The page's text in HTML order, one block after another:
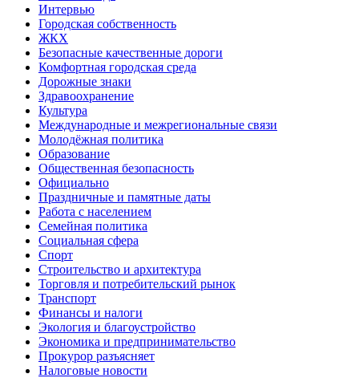
Интервью
Городская собственность
ЖКХ
Безопасные качественные дороги
Комфортная городская среда
Дорожные знаки
Здравоохранение
Культура
Международные и межрегиональные связи
Молодёжная политика
Образование
Общественная безопасность
Официально
Праздничные и памятные даты
Работа с населением
Семейная политика
Социальная сфера
Спорт
Строительство и архитектура
Торговля и потребительский рынок
Транспорт
Финансы и налоги
Экология и благоустройство
Экономика и предпринимательство
Прокурор разъясняет
Налоговые новости